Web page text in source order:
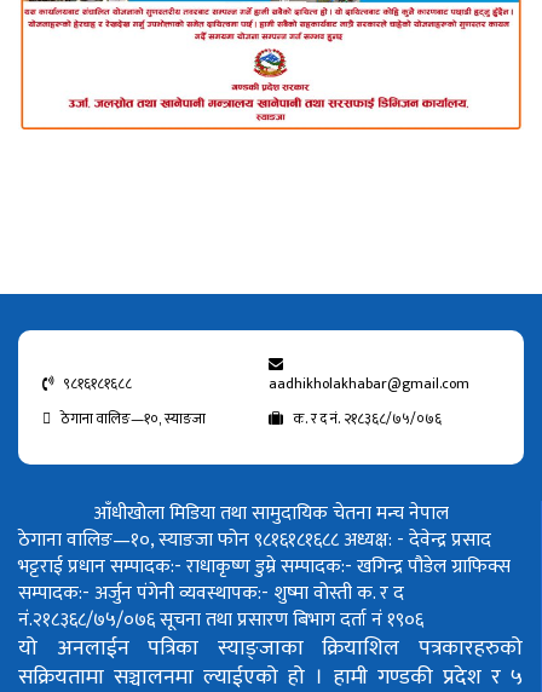
९८१६१८१६८८
aadhikholakhabar@gmail.com
ठेगाना वालिङ—१०, स्याङजा
क. र द नं. २१८३६८/७५/०७६
आँधीखोला मिडिया तथा सामुदायिक चेतना मन्च नेपाल
ठेगाना वालिङ—१०, स्याङजा फोन ९८१६१८१६८८अध्यक्ष: - देवेन्द्र प्रसाद
भट्टराईप्रधान सम्पादक:- राधाकृष्ण डुम्रेसम्पादक:- खगिन्द्र पौडेलग्राफिक्स
सम्पादक:- अर्जुन पंगेनीव्यवस्थापक:- शुष्मा वोस्तीक. र द
नं.२१८३६८/७५/०७६सूचना तथा प्रसारण बिभाग दर्ता नं १९०६
यो अनलाईन पत्रिका स्याङ्जाका क्रियाशिल पत्रकारहरुको
सक्रियतामा सञ्चालनमा ल्याईएको हो । हामी गण्डकी प्रदेश र ५